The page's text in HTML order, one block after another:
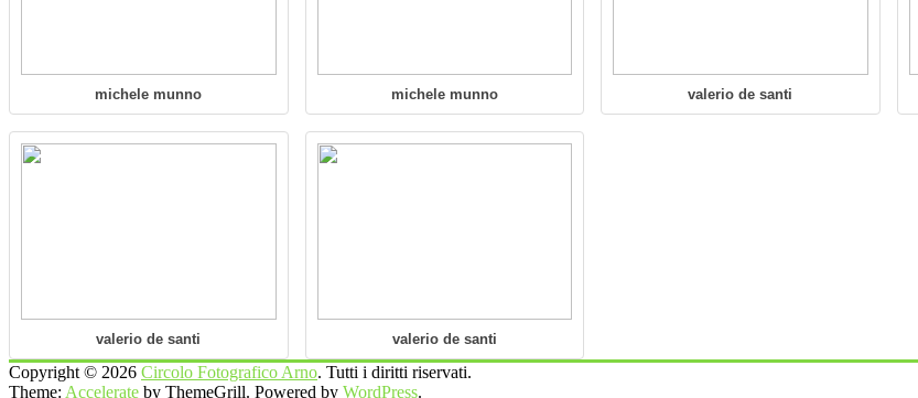
michele munno michele munno valerio de santi
valerio de santi valerio de santi
Copyright © 2026 Circolo Fotografico Arno. Tutti i diritti riservati.
Theme: Accelerate by ThemeGrill. Powered by WordPress.